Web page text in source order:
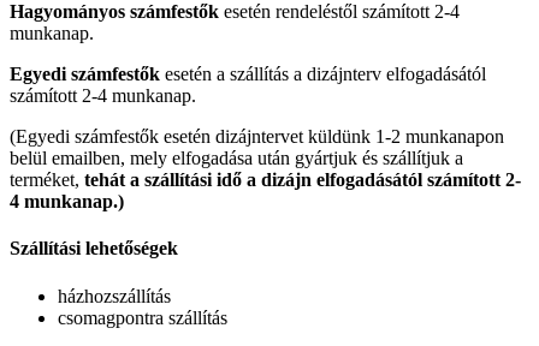
Hagyományos számfestők esetén rendeléstől számított 2-4
munkanap.
Egyedi számfestők esetén a szállítás a dizájnterv elfogadásától
számított 2-4 munkanap.
(Egyedi számfestők esetén dizájntervet küldünk 1-2 munkanapon
belül emailben, mely elfogadása után gyártjuk és szállítjuk a
terméket, tehát a szállítási idő a dizájn elfogadásától számított 2-
4 munkanap.)
Szállítási lehetőségek
házhozszállítás
csomagpontra szállítás